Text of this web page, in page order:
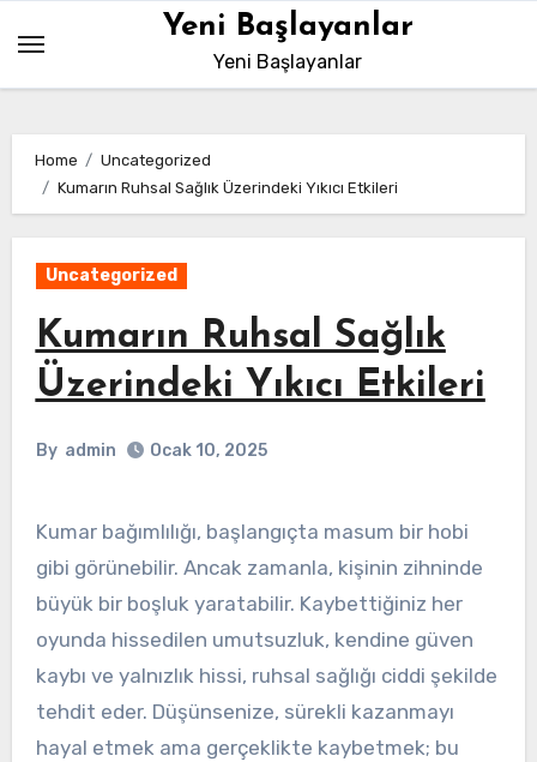
content
Yeni Başlayanlar
Yeni Başlayanlar
Home
Uncategorized
Kumarın Ruhsal Sağlık Üzerindeki Yıkıcı Etkileri
Uncategorized
Kumarın Ruhsal Sağlık
Üzerindeki Yıkıcı Etkileri
By admin Ocak 10, 2025
Kumar bağımlılığı, başlangıçta masum bir hobi
gibi görünebilir. Ancak zamanla, kişinin zihninde
büyük bir boşluk yaratabilir. Kaybettiğiniz her
oyunda hissedilen umutsuzluk, kendine güven
kaybı ve yalnızlık hissi, ruhsal sağlığı ciddi şekilde
tehdit eder. Düşünsenize, sürekli kazanmayı
hayal etmek ama gerçeklikte kaybetmek; bu